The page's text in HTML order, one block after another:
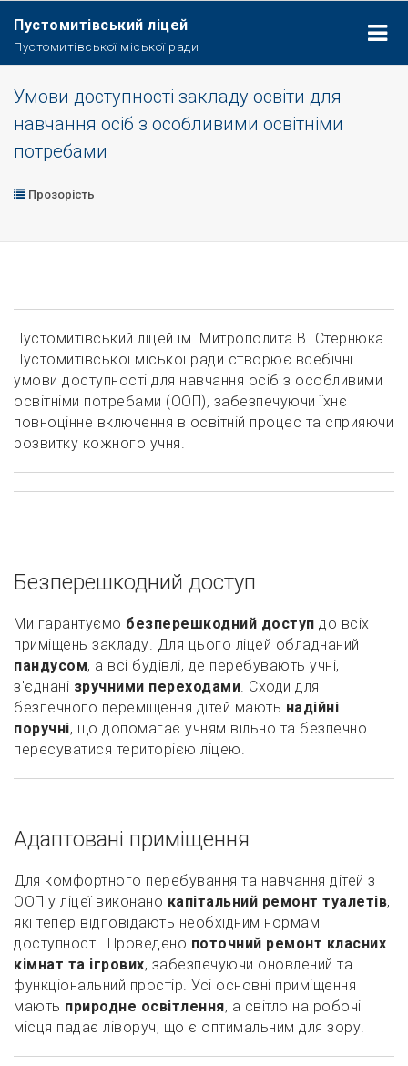
Пустомитівський ліцей
Пустомитівської міської ради
Умови доступності закладу освіти для
навчання осіб з особливими освітніми
потребами
Прозорість
Пустомитівський ліцей ім. Митрополита В. Стернюка
Пустомитівської міської ради створює всебічні
умови доступності для навчання осіб з особливими
освітніми потребами (ООП), забезпечуючи їхнє
повноцінне включення в освітній процес та сприяючи
розвитку кожного учня.
Безперешкодний доступ
Ми гарантуємо безперешкодний доступ до всіх
приміщень закладу. Для цього ліцей обладнаний
пандусом, а всі будівлі, де перебувають учні,
з'єднані зручними переходами. Сходи для
безпечного переміщення дітей мають надійні
поручні, що допомагає учням вільно та безпечно
пересуватися територією ліцею.
Адаптовані приміщення
Для комфортного перебування та навчання дітей з
ООП у ліцеї виконано капітальний ремонт туалетів,
які тепер відповідають необхідним нормам
доступності. Проведено поточний ремонт класних
кімнат та ігрових, забезпечуючи оновлений та
функціональний простір. Усі основні приміщення
мають природне освітлення, а світло на робочі
місця падає ліворуч, що є оптимальним для зору.